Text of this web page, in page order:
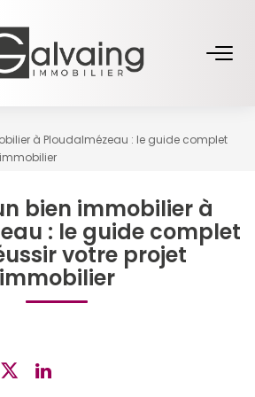
À Vendre
À Louer
NEUFS
ESTIMER
L’AGENCE
à Ploudalmézeau : le guide complet
bien immobilier à
: le guide complet
votre projet
immobilier